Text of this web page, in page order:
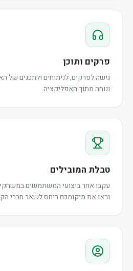
פרקים ותוכן
גישה לפרקים, לניתוחים ולתכנים של
ונוחה מתוך האפליקציה.
טבלת המובילים
עקבו אחר ביצועי המשתמשים במשחקי
וראו את מיקומכם ביחס לשאר חברי